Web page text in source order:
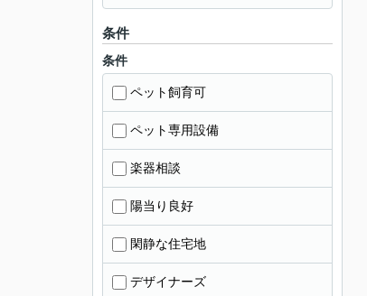
条件
条件
ペット飼育可
ペット専用設備
楽器相談
陽当り良好
閑静な住宅地
デザイナーズ